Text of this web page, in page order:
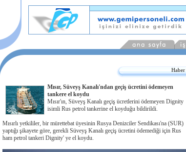
Haber
Mısır, Süveyş Kanalı'ndan geçiş ücretini ödemeyen
tankere el koydu
Mısır'ın, Süveyş Kanalı geçiş ücretlerini ödemeyen Dignity
isimli Rus petrol tankerine el koyduğu bildirildi.
Mısırlı yetkililer, bir mürettebat üyesinin Rusya Denizciler Sendikası'na (SUR)
yaptığı şikayete göre, gerekli Süveyş Kanalı geçiş ücretini ödemediği için Rus
ham petrol tankeri Dignity' ye el koydu.